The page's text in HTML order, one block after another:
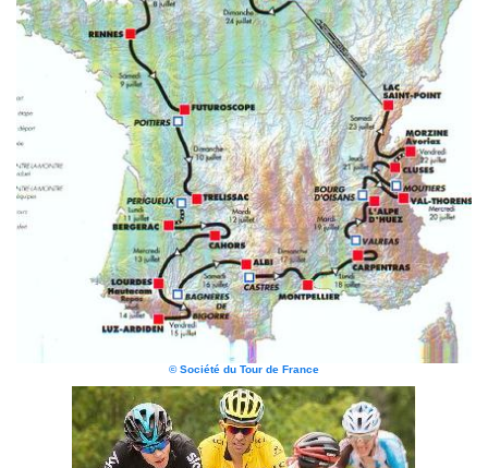
© Société du Tour de France